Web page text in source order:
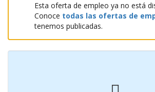
Esta oferta de empleo ya no está
Conoce todas las ofertas de
tenemos publicadas.